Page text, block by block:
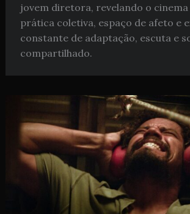
jovem diretora, revelando o
prática coletiva, espaço de afeto e
constante de adaptação, escuta e
compartilhado.